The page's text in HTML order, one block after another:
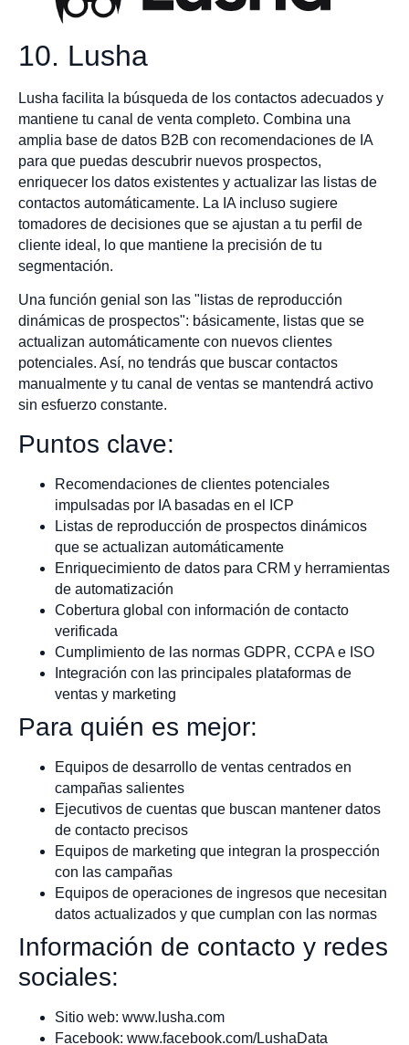
10. Lusha
Lusha facilita la búsqueda de los contactos adecuados y
mantiene tu canal de venta completo. Combina una
amplia base de datos B2B con recomendaciones de IA
para que puedas descubrir nuevos prospectos,
enriquecer los datos existentes y actualizar las listas de
contactos automáticamente. La IA incluso sugiere
tomadores de decisiones que se ajustan a tu perfil de
cliente ideal, lo que mantiene la precisión de tu
segmentación.
Una función genial son las "listas de reproducción
dinámicas de prospectos": básicamente, listas que se
actualizan automáticamente con nuevos clientes
potenciales. Así, no tendrás que buscar contactos
manualmente y tu canal de ventas se mantendrá activo
sin esfuerzo constante.
Puntos clave:
Recomendaciones de clientes potenciales
impulsadas por IA basadas en el ICP
Listas de reproducción de prospectos dinámicos
que se actualizan automáticamente
Enriquecimiento de datos para CRM y herramientas
de automatización
Cobertura global con información de contacto
verificada
Cumplimiento de las normas GDPR, CCPA e ISO
Integración con las principales plataformas de
ventas y marketing
Para quién es mejor:
Equipos de desarrollo de ventas centrados en
campañas salientes
Ejecutivos de cuentas que buscan mantener datos
de contacto precisos
Equipos de marketing que integran la prospección
con las campañas
Equipos de operaciones de ingresos que necesitan
datos actualizados y que cumplan con las normas
Información de contacto y redes
sociales:
Sitio web: www.lusha.com
Facebook: www.facebook.com/LushaData